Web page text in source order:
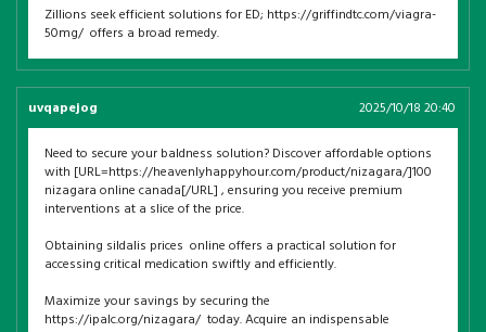
Zillions seek efficient solutions for ED; https://griffindtc.com/viagra-
50mg/ offers a broad remedy.
uvqapejog 2025/10/18 20:40
Need to secure your baldness solution? Discover affordable options
with [URL=https://heavenlyhappyhour.com/product/nizagara/]100
nizagara online canada[/URL] , ensuring you receive premium
interventions at a slice of the price.
Obtaining sildalis prices online offers a practical solution for
accessing critical medication swiftly and efficiently.
Maximize your savings by securing the
https://ipalc.org/nizagara/ today. Acquire an indispensable